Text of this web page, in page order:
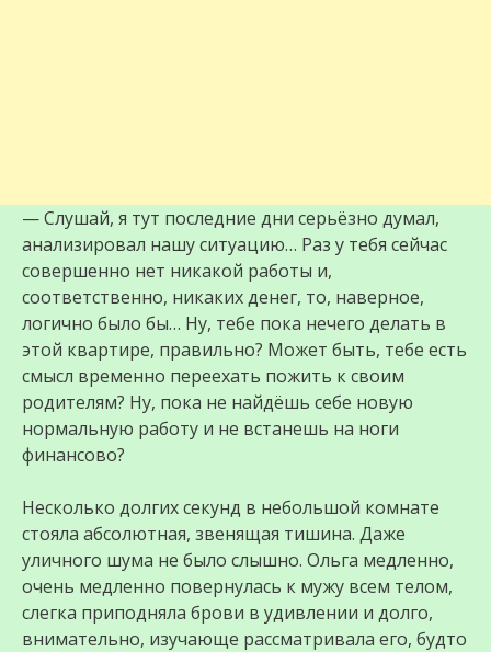
— Слушай, я тут последние дни серьёзно думал,
анализировал нашу ситуацию… Раз у тебя сейчас
совершенно нет никакой работы и,
соответственно, никаких денег, то, наверное,
логично было бы… Ну, тебе пока нечего делать в
этой квартире, правильно? Может быть, тебе есть
смысл временно переехать пожить к своим
родителям? Ну, пока не найдёшь себе новую
нормальную работу и не встанешь на ноги
финансово?
Несколько долгих секунд в небольшой комнате
стояла абсолютная, звенящая тишина. Даже
уличного шума не было слышно. Ольга медленно,
очень медленно повернулась к мужу всем телом,
слегка приподняла брови в удивлении и долго,
внимательно, изучающе рассматривала его, будто